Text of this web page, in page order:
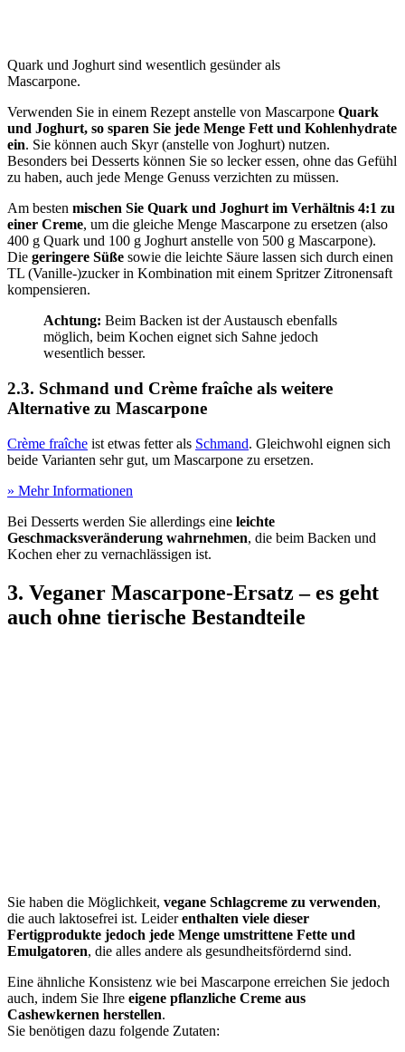
Quark und Joghurt sind wesentlich gesünder als
Mascarpone.
Verwenden Sie in einem Rezept anstelle von Mascarpone Quark
und Joghurt, so sparen Sie jede Menge Fett und Kohlenhydrate
ein. Sie können auch Skyr (anstelle von Joghurt) nutzen.
Besonders bei Desserts können Sie so lecker essen, ohne das Gefühl
zu haben, auch jede Menge Genuss verzichten zu müssen.
Am besten mischen Sie Quark und Joghurt im Verhältnis 4:1 zu
einer Creme, um die gleiche Menge Mascarpone zu ersetzen (also
400 g Quark und 100 g Joghurt anstelle von 500 g Mascarpone).
Die geringere Süße sowie die leichte Säure lassen sich durch einen
TL (Vanille-)zucker in Kombination mit einem Spritzer Zitronensaft
kompensieren.
Achtung: Beim Backen ist der Austausch ebenfalls
möglich, beim Kochen eignet sich Sahne jedoch
wesentlich besser.
2.3. Schmand und Crème fraîche als weitere
Alternative zu Mascarpone
Crème fraîche ist etwas fetter als Schmand. Gleichwohl eignen sich
beide Varianten sehr gut, um Mascarpone zu ersetzen.
» Mehr Informationen
Bei Desserts werden Sie allerdings eine leichte
Geschmacksveränderung wahrnehmen, die beim Backen und
Kochen eher zu vernachlässigen ist.
3. Veganer Mascarpone-Ersatz – es geht
auch ohne tierische Bestandteile
Sie haben die Möglichkeit, vegane Schlagcreme zu verwenden,
die auch laktosefrei ist. Leiderenthalten viele dieser
Fertigprodukte jedoch jede Menge umstrittene Fette und
Emulgatoren, die alles andere als gesundheitsfördernd sind.
Eine ähnliche Konsistenz wie bei Mascarpone erreichen Sie jedoch
auch, indem Sie Ihre eigene pflanzliche Creme aus
Cashewkernen herstellen.
Sie benötigen dazu folgende Zutaten: